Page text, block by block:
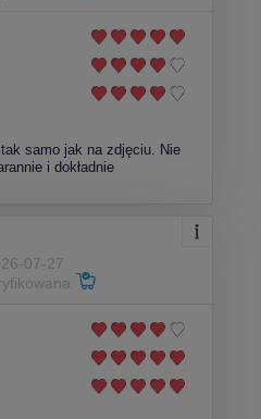
samo jak na zdjęciu. Nie
i dokładnie
07-27